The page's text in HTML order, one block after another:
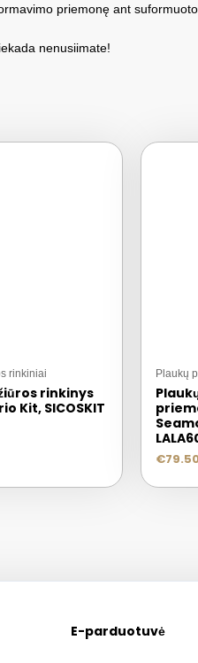
priemonę ant
nenusiimate!
rinkiniai
rinkinys
Kit, SICOSKIT
Plaukų
€
E-parduotuvė